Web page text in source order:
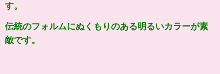
す。
伝統のフォルムにぬくもりのある明るいカラーが素
敵です。